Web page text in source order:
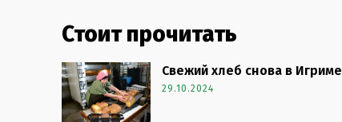
Стоит прочитать
Свежий хлеб снова в Игриме
29.10.2024